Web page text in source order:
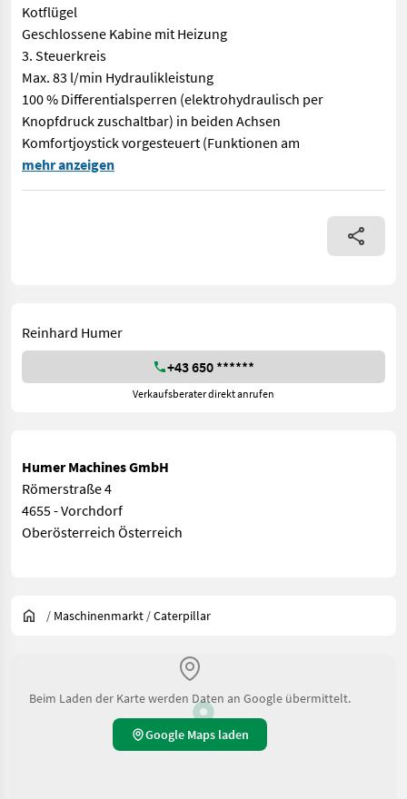
Kotflügel
Geschlossene Kabine mit Heizung
3. Steuerkreis
Max. 83 l/min Hydraulikleistung
100 % Differentialsperren (elektrohydraulisch per
Knopfdruck zuschaltbar) in beiden Achsen
Komfortjoystick vorgesteuert (Funktionen am
Caterpillar 908 M Radlader ca. 6365 kg Baujahr 2019 Ca.
mehr anzeigen
Reinhard Humer
+43 650 ******
Verkaufsberater direkt anrufen
Humer Machines GmbH
Römerstraße 4
4655 - Vorchdorf
Oberösterreich Österreich
/ Maschinenmarkt /Caterpillar
Beim Laden der Karte werden Daten an Google übermittelt.
Google Maps laden